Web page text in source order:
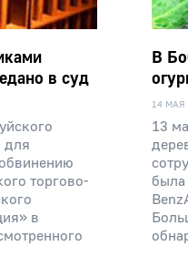
в суд
для
торгово-
в
В
14 МАЯ
13